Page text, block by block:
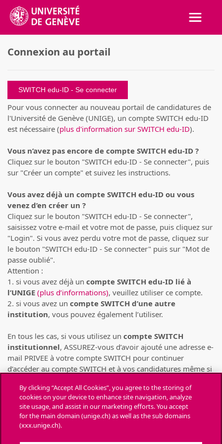
Connexion au portail
SWITCH edu-ID
Pour vous connecter au nouveau portail de candidatures de
l'Université de Genève (UNIGE), un compte SWITCH edu-ID
est nécessaire (plus d'information sur SWITCH edu-ID).
Vous n’avez pas encore de compte SWITCH edu-ID ?
Cliquez sur le bouton "SWITCH edu-ID - Se connecter", puis
sur "Créer un compte" et suivez les instructions.
Vous avez déjà un compte SWITCH edu-ID ou vous
venez d’en créer un ?
Cliquez sur le bouton "SWITCH edu-ID - Se connecter",
saisissez votre e-mail et votre mot de passe, puis cliquez sur
"Login". Si vous avez perdu votre mot de passe, cliquez sur
le bouton "SWITCH edu-ID - Se connecter" puis sur "Mot de
passe oublié".
Attention :
1. si vous avez déjà un compte SWITCH edu-ID lié à
l’UNIGE (plus d’informations), veuillez utiliser ce compte.
2. si vous avez un compte SWITCH d’une autre
institution, vous pouvez également l’utiliser.
En tous les cas, si vous utilisez un compte SWITCH
institutionnel, ASSUREZ-vous d’avoir ajouté une adresse e-
mail PRIVEE à votre compte SWITCH pour continuer
d’accéder au compte SWITCH et à vos candidatures même si
(pour cause de départ de l’institution)(consulter la FAQ de
SWITCH).
Chaque personne ne peut déposer des candidatures
By clicking “Accept All Cookies”, you agree to the storing of
cookies on your device to enhance site navigation, analyze
site usage, and assist in our marketing efforts. You accept
for the main domain (unige.ch) as well as the sub domains
(xxx.unige.ch).